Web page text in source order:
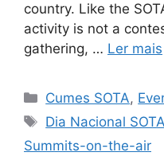
country. Like the
activity is not a
gathering, … Ler mais
Categorias
Cumes SOTA,
Etiquetas
Dia Nacional SOTA
Summits-on-the-air